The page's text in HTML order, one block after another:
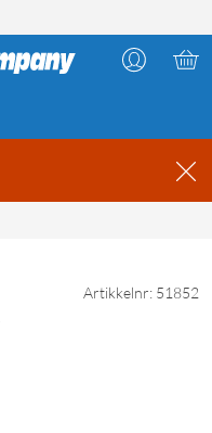
Artikkelnr: 51852